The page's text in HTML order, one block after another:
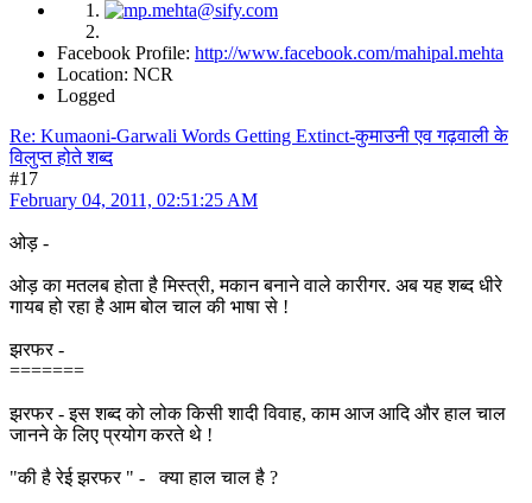
Facebook Profile: http://www.facebook.com/mahipal.mehta
Location: NCR
Logged
Re: Kumaoni-Garwali Words Getting Extinct-कुमाउनी एव गढ़वाली के
विलुप्त होते शब्द
#17
February 04, 2011, 02:51:25 AM
ओड़ -
ओड़ का मतलब होता है मिस्त्री, मकान बनाने वाले कारीगर. अब यह शब्द धीरे
गायब हो रहा है आम बोल चाल की भाषा से !
झरफर -
=======
झरफर - इस शब्द को लोक किसी शादी विवाह, काम आज आदि और हाल चाल
जानने के लिए प्रयोग करते थे !
"की है रेई झरफर " - क्या हाल चाल है ?